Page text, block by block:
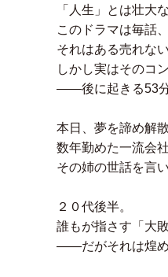
「人生」とは壮
このドラマは毎話
それはある売れな
しかし実はそのコン
――後に起きる53分
本日、夢を諦め解
数年勤めた一流会
その姉の世話を言
２０代後半。
誰もが指さす「大
――だがそれは煌め